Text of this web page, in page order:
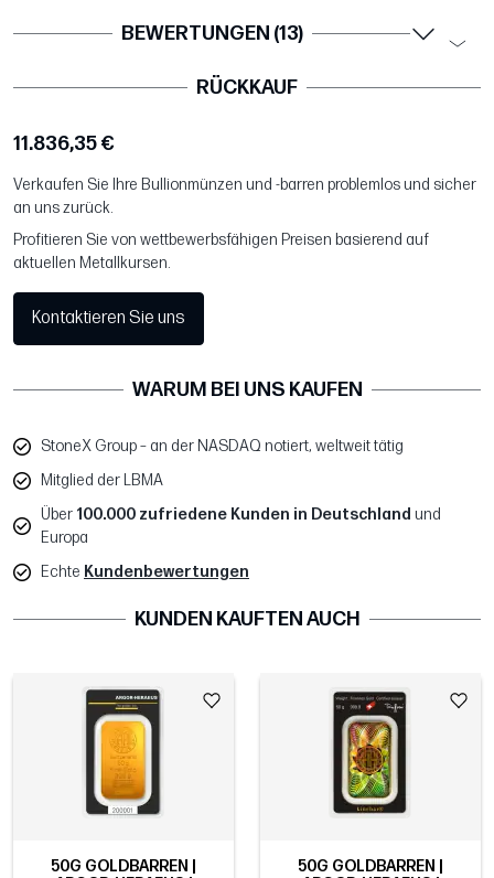
BEWERTUNGEN (13)
RÜCKKAUF
11.836,35 €
Verkaufen Sie Ihre Bullionmünzen und -barren problemlos und sicher
an uns zurück.
Profitieren Sie von wettbewerbsfähigen Preisen basierend auf
aktuellen Metallkursen.
Kontaktieren Sie uns
WARUM BEI UNS KAUFEN
StoneX Group – an der NASDAQ notiert, weltweit tätig
Mitglied der LBMA
Über 100.000 zufriedene Kunden in Deutschland und
Europa
Echte Kundenbewertungen
KUNDEN KAUFTEN AUCH
50G GOLDBARREN |
50G GOLDBARREN |